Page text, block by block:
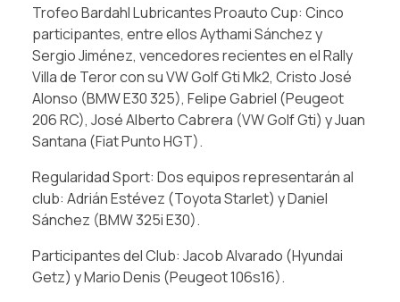
Trofeo Bardahl Lubricantes Proauto Cup: Cinco
participantes, entre ellos Aythami Sánchez y
Sergio Jiménez, vencedores recientes en el Rally
Villa de Teror con su VW Golf Gti Mk2, Cristo José
Alonso (BMW E30 325), Felipe Gabriel (Peugeot
206 RC), José Alberto Cabrera (VW Golf Gti) y Juan
Santana (Fiat Punto HGT).
Regularidad Sport: Dos equipos representarán al
club: Adrián Estévez (Toyota Starlet) y Daniel
Sánchez (BMW 325i E30).
Participantes del Club: Jacob Alvarado (Hyundai
Getz) y Mario Denis (Peugeot 106s16).